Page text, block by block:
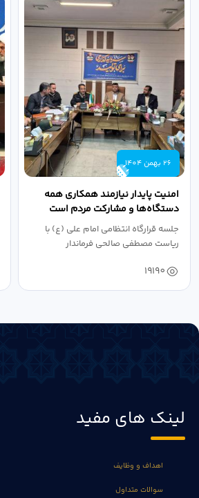
26 بهمن 1404
امنیت پایدار نیازمند همکاری همه
دستگاه‌ها و مشارکت مردم است
جلسه قرارگاه انتظامی امام علی (ع) با
ریاست مصطفی صالحی فرماندار
19190
لینک های مفید
اهداف و وظایف
سوالات متداول